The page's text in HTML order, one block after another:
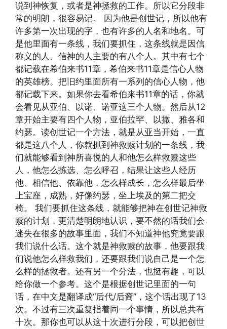
说到神恢复，或者是神拯救的工作。所以它分段非
常的明朗，很容易记。 因为他是创世记，所以他有
许多第一次出现的字，也有许多的人名和地名。可
是他里面有一条线，我们要抓住，这条线就是因信
称义的人、信神的人主要的有八个人。其中有七个
都记载在希伯来书11章，希伯来书11章是信心人物
的英雄榜。把旧约里面所有一系列的信心人物，他
都记载下来。如果你去看希伯来书11章的话，你就
会看见从亚伯、以诺、诺亚这三个人物。然后从12
章开始主要有四个人物，亚伯拉罕、以撒、雅各和
约瑟。读创世记一个方法，就是从亚当开始，一直
都是这八个人，你就抓到神救赎计划的一条线，我
们就能够看到神所喜悦的人和他怎么样救赎这些
人，他怎么拣选、怎么呼召，结果让这些人经历
他、相信他、依靠他，怎么样成长，怎么样最后坐
上宝座，成熟，好像约瑟，坐上埃及的第二把交
椅。 我们要抓住这条线，就能够把神在创世记神救
赎的计划，更清楚明朗地认识，要不然的话我们会
迷失在很多的故事里面，我们不知道神他究竟要跟
我们说什么话。这个就是神救赎的故事，他要跟我
们说他怎么样救我们，还要跟我们说自己是一个怎
么样的拯救者。还有另一个分法，也挺有趣，可以
给你做一个参考。这个是根据创世记里面的一句
话，在中文是翻译成“后代/后裔”，这个话出现了13
次。不过有三次重复指着同一个事情，所以总共有
十次。那你也可以从这十次进行分段，可以把创世